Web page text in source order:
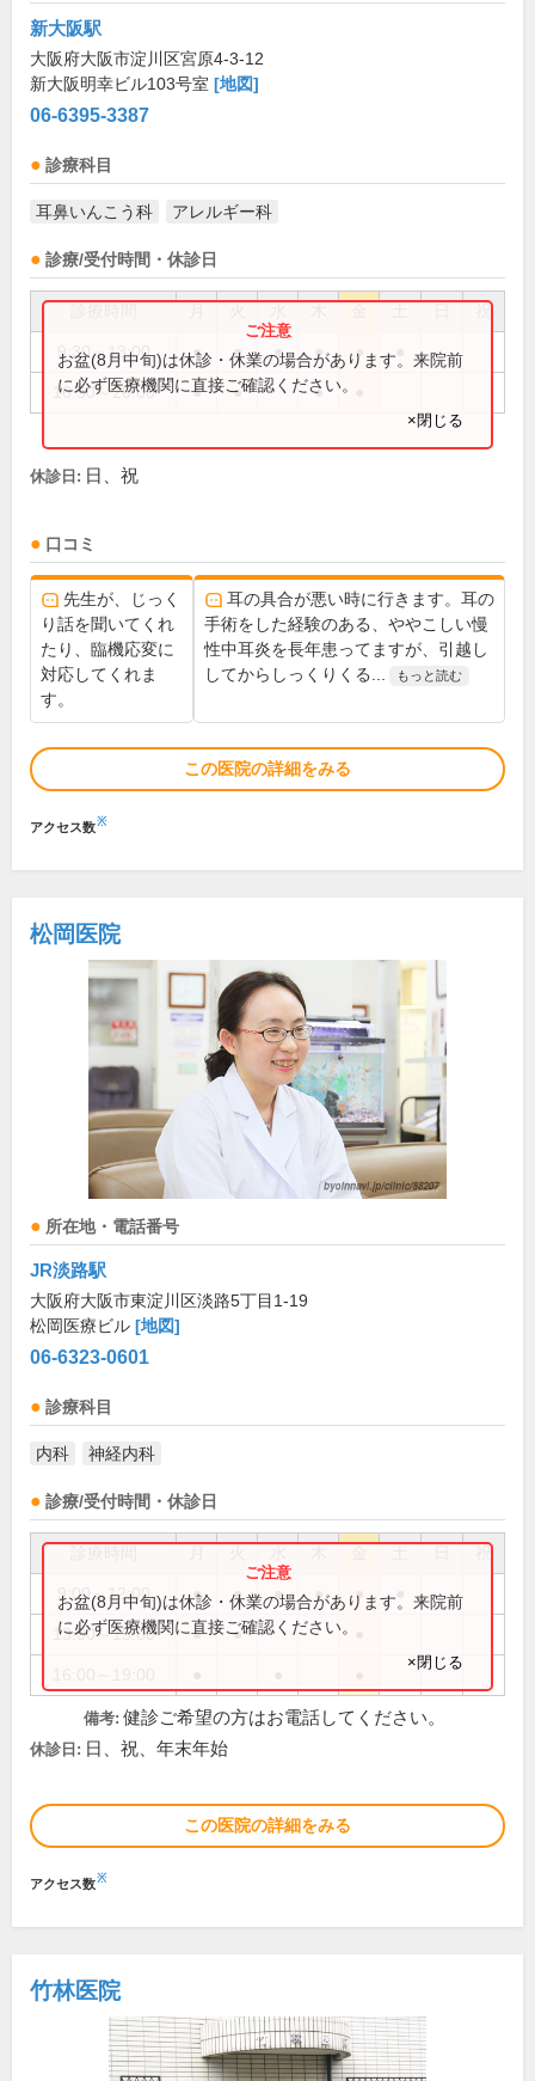
新大阪駅
大阪府大阪市淀川区宮原4-3-12
新大阪明幸ビル103号室 [地図]
06-6395-3387
診療科目
耳鼻いんこう科 アレルギー科
診療/受付時間・休診日
祝
9:30～13:00 ● ● ● ● ●
16:30～20:00 ● ● ●
お盆(8月中旬)は休診・休業の場合があります。来院前
に必ず医療機関に直接ご確認ください。
×閉じる
休診日: 日、祝
口コミ
先生が、じっく
り話を聞いてくれ
たり、臨機応変に
対応してくれま
す。
耳の具合が悪い時に行きます。耳の
手術をした経験のある、ややこしい慢
性中耳炎を長年患ってますが、引越し
してからしっくりくる...
もっと読む
この医院の詳細をみる
アクセス数※
松岡医院
所在地・電話番号
JR淡路駅
大阪府大阪市東淀川区淡路5丁目1-19
松岡医療ビル [地図]
06-6323-0601
診療科目
内科 神経内科
診療/受付時間・休診日
祝
9:00～12:00 ● ● ● ● ●
13:00～15:00 ● ●
お盆(8月中旬)は休診・休業の場合があります。来院前
に必ず医療機関に直接ご確認ください。
×閉じる
備考: 健診ご希望の方はお電話してください。
休診日: 日、祝、年末年始
この医院の詳細をみる
アクセス数※
竹林医院